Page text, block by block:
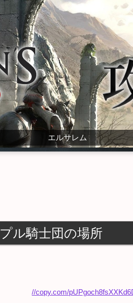
エルサレム
ル騎士団の場所